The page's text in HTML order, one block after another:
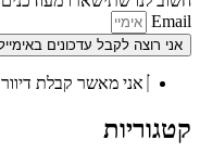
Email
אני רוצה לקבל עדכונים
אני מאשר קבלת
קטגוריות